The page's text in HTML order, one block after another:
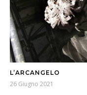
L’ARCANGELO
26 Giugno 2021